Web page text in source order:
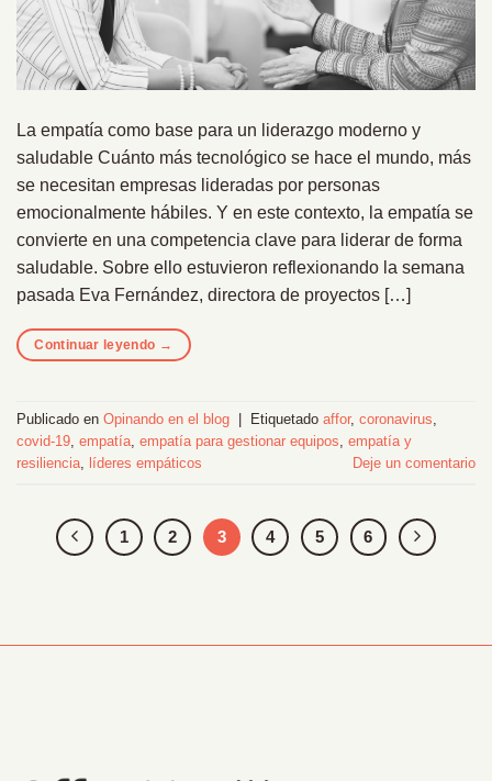
La empatía como base para un liderazgo moderno y
saludable Cuánto más tecnológico se hace el mundo, más
se necesitan empresas lideradas por personas
emocionalmente hábiles. Y en este contexto, la empatía se
convierte en una competencia clave para liderar de forma
saludable. Sobre ello estuvieron reflexionando la semana
pasada Eva Fernández, directora de proyectos […]
Continuar leyendo →
Publicado en Opinando en el blog Etiquetado affor, coronavirus,
covid-19, empatía, empatía para gestionar equipos, empatía y
resiliencia, líderes empáticos Deje un comentario
1 2 3 4 5 6